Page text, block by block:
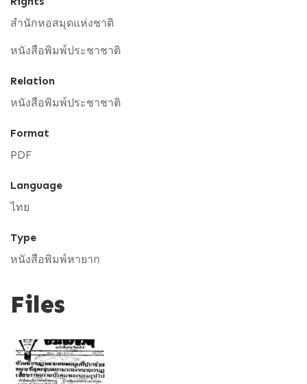
สำนักหอสมุดแห่งชาติ
หนังสือพิมพ์ประชาชาติ
Relation
หนังสือพิมพ์ประชาชาติ
Format
PDF
Language
ไทย
Type
หนังสือพิมพ์หายาก
Files